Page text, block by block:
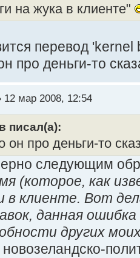
на жука в клиенте"
перевод
про деньги-то
12 мар 2008, 12:54
писал(а):
он про деньги-то
следующим
(которое, как
в клиенте. Вот
данная
других